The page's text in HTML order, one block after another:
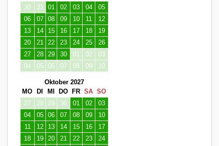
30
31 01 02 03 04
05
06
07 08 09 10 11
12
13
14 15 16 17 18
19
20
21 22 23 24 25
26
27
28 29 30 01 02
03
04
05 06 07 08 09 10
Oktober 2027
MO
DI MI DO FR SA SO
27
28 29 30 01 02
03
04
05 06 07 08 09
10
11
12 13 14 15 16
17
18
19 20 21 22 23
24